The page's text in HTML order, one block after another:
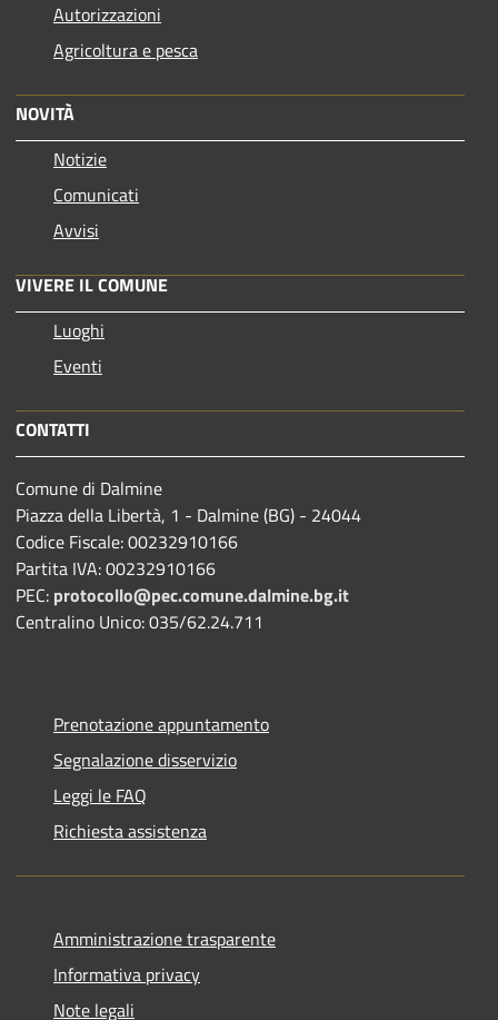
Autorizzazioni
Agricoltura e pesca
NOVITÀ
Notizie
Comunicati
Avvisi
VIVERE IL COMUNE
Luoghi
Eventi
CONTATTI
Comune di Dalmine
Piazza della Libertà, 1 - Dalmine (BG) - 24044
Codice Fiscale: 00232910166
Partita IVA: 00232910166
PEC: protocollo@pec.comune.dalmine.bg.it
Centralino Unico: 035/62.24.711
Prenotazione appuntamento
Segnalazione disservizio
Leggi le FAQ
Richiesta assistenza
Amministrazione trasparente
Informativa privacy
Note legali